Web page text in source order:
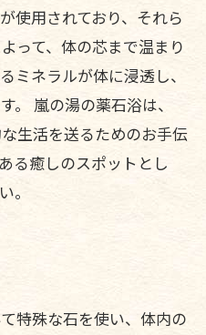
使用されており、それら
って、体の芯まで温まり
ミネラルが体に浸透し、
。 嵐の湯の薬石浴は、
生活を送るためのお手伝
る癒しのスポットとし
。
特殊な石を使い、体内の